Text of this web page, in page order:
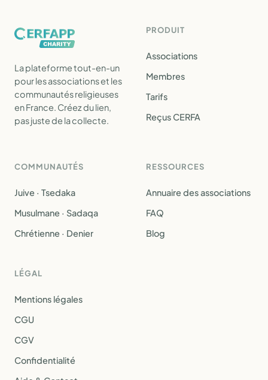
La plateforme tout-en-un
pour les associations et les
communautés religieuses
en France. Créez du lien,
pas juste de la collecte.
PRODUIT
Associations
Membres
Tarifs
Reçus CERFA
COMMUNAUTÉS
Juive · Tsedaka
Musulmane · Sadaqa
Chrétienne · Denier
RESSOURCES
Annuaire des associations
FAQ
Blog
LÉGAL
Mentions légales
CGU
CGV
Confidentialité